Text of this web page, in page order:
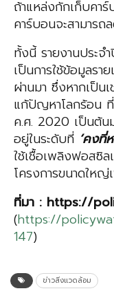
ถ้าแหล่งกักเก็บคา
คาร์บอนจะสามาร
ทั้งนี้ รายงานประจ
เป็นการใช้ข้อมูลร
ผ่านมา ซึ่งหากเป็น
แก้ปัญหาโลกร้อน
ค.ศ. 2020 เป็นต้น
อยู่ในระดับที่ ‘คงที่
ใช้เชื้อเพลิงฟอสซิ
โครงการขนาดใหญ่
ที่มา : https://
(https://
147)
ข่าวสิ่งแวดล้อม